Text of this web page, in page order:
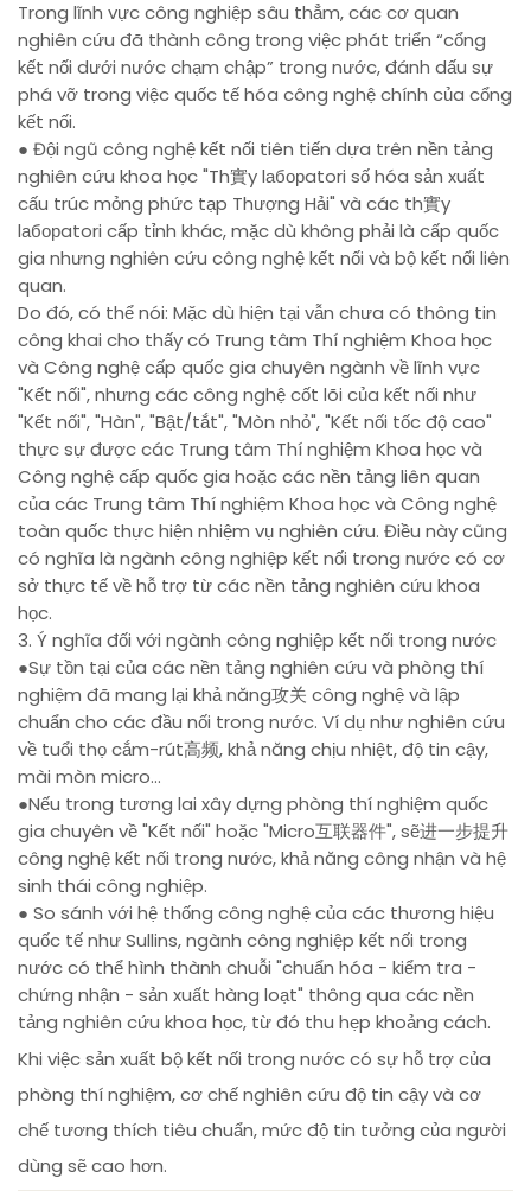
Trong lĩnh vực công nghiệp sâu thẳm, các cơ quan
nghiên cứu đã thành công trong việc phát triển “cổng
kết nối dưới nước chạm chập” trong nước, đánh dấu sự
phá vỡ trong việc quốc tế hóa công nghệ chính của cổng
kết nối.
● Đội ngũ công nghệ kết nối tiên tiến dựa trên nền tảng
nghiên cứu khoa học "Th實y lаборatori số hóa sản xuất
cấu trúc mỏng phức tạp Thượng Hải" và các th實y
lаборatori cấp tỉnh khác, mặc dù không phải là cấp quốc
gia nhưng nghiên cứu công nghệ kết nối và bộ kết nối liên
quan.
Do đó, có thể nói: Mặc dù hiện tại vẫn chưa có thông tin
công khai cho thấy có Trung tâm Thí nghiệm Khoa học
và Công nghệ cấp quốc gia chuyên ngành về lĩnh vực
"Kết nối", nhưng các công nghệ cốt lõi của kết nối như
"Kết nối", "Hàn", "Bật/tắt", "Mòn nhỏ", "Kết nối tốc độ cao"
thực sự được các Trung tâm Thí nghiệm Khoa học và
Công nghệ cấp quốc gia hoặc các nền tảng liên quan
của các Trung tâm Thí nghiệm Khoa học và Công nghệ
toàn quốc thực hiện nhiệm vụ nghiên cứu. Điều này cũng
có nghĩa là ngành công nghiệp kết nối trong nước có cơ
sở thực tế về hỗ trợ từ các nền tảng nghiên cứu khoa
học.
3. Ý nghĩa đối với ngành công nghiệp kết nối trong nước
●Sự tồn tại của các nền tảng nghiên cứu và phòng thí
nghiệm đã mang lại khả năng攻关 công nghệ và lập
chuẩn cho các đầu nối trong nước. Ví dụ như nghiên cứu
về tuổi thọ cắm-rút高频, khả năng chịu nhiệt, độ tin cậy,
mài mòn micro...
●Nếu trong tương lai xây dựng phòng thí nghiệm quốc
gia chuyên về "Kết nối" hoặc "Micro互联器件", sẽ进一步提升
công nghệ kết nối trong nước, khả năng công nhận và hệ
sinh thái công nghiệp.
● So sánh với hệ thống công nghệ của các thương hiệu
quốc tế như Sullins, ngành công nghiệp kết nối trong
nước có thể hình thành chuỗi "chuẩn hóa - kiểm tra -
chứng nhận - sản xuất hàng loạt" thông qua các nền
tảng nghiên cứu khoa học, từ đó thu hẹp khoảng cách.
Khi việc sản xuất bộ kết nối trong nước có sự hỗ trợ của
phòng thí nghiệm, cơ chế nghiên cứu độ tin cậy và cơ
chế tương thích tiêu chuẩn, mức độ tin tưởng của người
dùng sẽ cao hơn.